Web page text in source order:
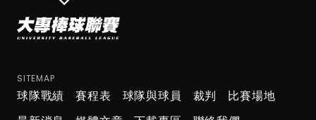
SITEMAP
球隊戰績 賽程表 球隊與球員 裁判
比賽場地